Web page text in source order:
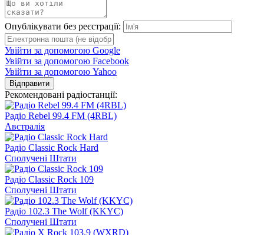
Опублікувати без реєстрації:
Увійти за допомогою Google
Увійти за допомогою Facebook
Увійти за допомогою Yahoo
Відправити
Рекомендовані радіостанції:
Радіо Rebel 99.4 FM (4RBL)
Австралія
Радіо Classic Rock Hard
Сполучені Штати
Радіо Classic Rock 109
Сполучені Штати
Радіо 102.3 The Wolf (KKYC)
Сполучені Штати